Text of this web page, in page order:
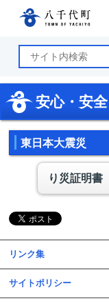
安心・安全
東日本大震災
り災証明書
リンク集
サイトポリシー